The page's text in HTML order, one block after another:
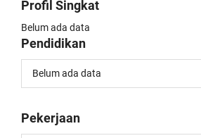
Profil Singkat
Belum ada data
Pendidikan
Belum ada data
Pekerjaan